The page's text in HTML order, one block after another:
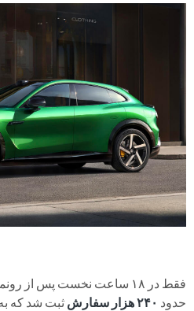
حدود ۲۴۰ هزار سفارش
ثبت شد که به